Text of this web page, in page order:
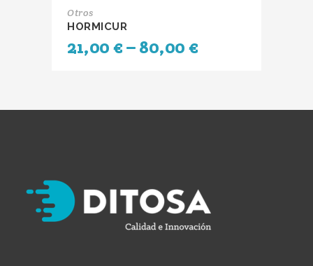
Otros
HORMICUR
21,00€–80,00€